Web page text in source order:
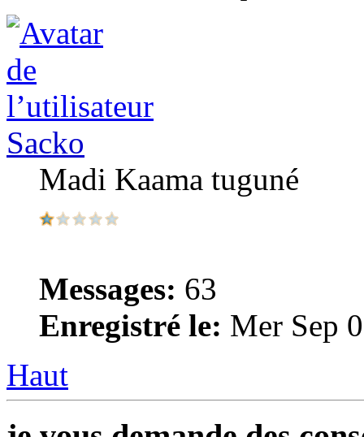
Sacko
Madi Kaama tuguné
Messages: 63
Enregistré le: Mer Sep
Haut